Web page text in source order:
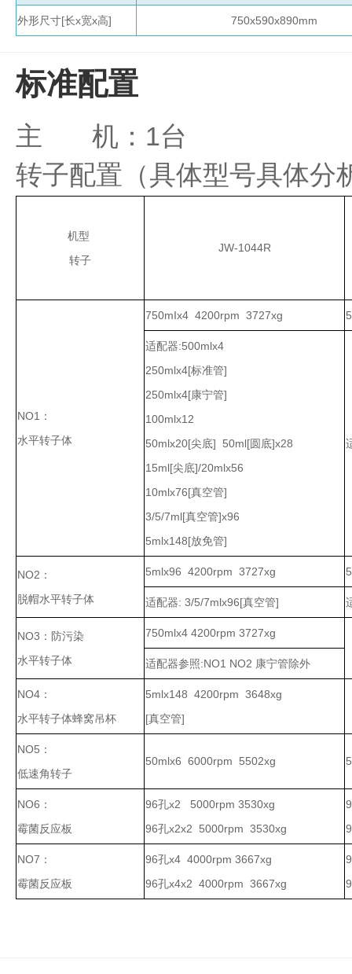
程序降温仪
液
分
配
血
清
瓶
冻
外形尺寸[长x宽x高] 750x590x890mm
标准配置
主 机：1台
转子配置（具体型号具体分
机型
转子
JW-1044R
NO1：
水平转子体
750mIx4 4200rpm 3727xg
适配器:500mlx4
250mlx4[标准管]
250mlx4[康宁管]
100mlx12
50mlx20[尖底] 50ml[圆底]x28
15ml[尖底]/20mlx56
10mlx76[真空管]
3/5/7ml[真空管]x96
5mlx148[放免管]
NO2：
脱帽水平转子体
5mlx96 4200rpm 3727xg
适配器: 3/5/7mlx96[真空管]
NO3：防污染
水平转子体
750mlx4 4200rpm 3727xg
适配器参照:NO1 NO2 康宁管除外
NO4：
水平转子体蜂窝吊杯
5mlx148 4200rpm 3648xg
[真空管]
NO5：
低速角转子
50mlx6 6000rpm 5502xg
NO6：
霉菌反应板
96孔x2 5000rpm 3530xg
96孔x2x2 5000rpm 3530xg
NO7：
霉菌反应板
96孔x4 4000rpm 3667xg
96孔x4x2 4000rpm 3667xg